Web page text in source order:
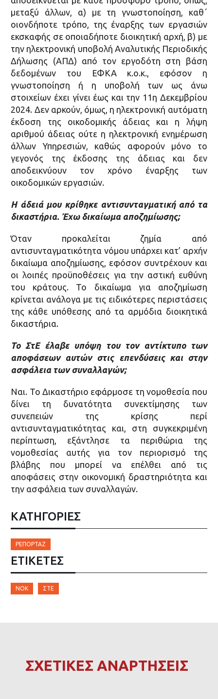
μεταξύ άλλων, α) με τη γνωστοποίηση, καθ΄
οιονδήποτε τρόπο, της έναρξης των εργασιών
εκσκαφής σε οποιαδήποτε διοικητική αρχή, β) με
την ηλεκτρονική υποβολή Αναλυτικής Περιοδικής
Δήλωσης (ΑΠΔ) από τον εργοδότη στη βάση
δεδομένων του ΕΦΚΑ κ.ο.κ., εφόσον η
γνωστοποίηση ή η υποβολή των ως άνω
στοιχείων έχει γίνει έως και την 11η Δεκεμβρίου
2024. Δεν αρκούν, όμως, η ηλεκτρονική αυτόματη
έκδοση της οικοδομικής άδειας και η λήψη
αριθμού άδειας ούτε η ηλεκτρονική ενημέρωση
άλλων Υπηρεσιών, καθώς αφορούν μόνο το
γεγονός της έκδοσης της άδειας και δεν
αποδεικνύουν τον χρόνο έναρξης των
οικοδομικών εργασιών.
Η άδειά μου κρίθηκε αντισυνταγματική από τα
δικαστήρια. Έχω δικαίωμα αποζημίωσης;
Όταν προκαλείται ζημία από
αντισυνταγματικότητα νόμου υπάρχει κατ’ αρχήν
δικαίωμα αποζημίωσης, εφόσον συντρέχουν και
οι λοιπές προϋποθέσεις για την αστική ευθύνη
του κράτους. Το δικαίωμα για αποζημίωση
κρίνεται ανάλογα με τις ειδικότερες περιστάσεις
της κάθε υπόθεσης από τα αρμόδια διοικητικά
δικαστήρια.
Το ΣτΕ έλαβε υπόψη του τον αντίκτυπο των
αποφάσεων αυτών στις επενδύσεις και στην
ασφάλεια των συναλλαγών;
Ναι. Το Δικαστήριο εφάρμοσε τη νομοθεσία που
δίνει τη δυνατότητα συνεκτίμησης των
συνεπειών της κρίσης περί
αντισυνταγματικότητας και, στη συγκεκριμένη
περίπτωση, εξάντλησε τα περιθώρια της
νομοθεσίας αυτής για τον περιορισμό της
βλάβης που μπορεί να επέλθει από τις
αποφάσεις στην οικονομική δραστηριότητα και
την ασφάλεια των συναλλαγών.
ΚΑΤΗΓΟΡΙΕΣ
ΡΕΠΟΡΤΆΖ
ΕΤΙΚΈΤΕΣ
ΝΟΚ ΣΤΕ
ΣΧΕΤΙΚΕΣ ΑΝΑΡΤΗΣΕΙΣ